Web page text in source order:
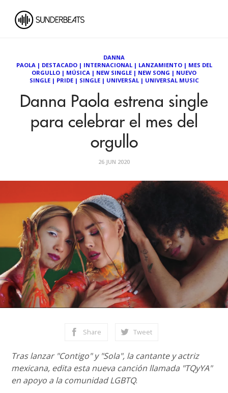
DANNA
PAOLA| DESTACADO| INTERNACIONAL| LANZAMIENTO| MES DEL
ORGULLO | MÚSICA | NEW SINGLE | NEW SONG | NUEVO
SINGLE| PRIDE| SINGLE| UNIVERSAL| UNIVERSAL MUSIC
Danna Paola estrena single
para celebrar el mes del
orgullo
26 JUN 2020
Share Tweet
Tras lanzar "Contigo" y "Sola", la cantante y actriz
mexicana, edita esta nueva canción llamada "TQyYA"
en apoyo a la comunidad LGBTQ.